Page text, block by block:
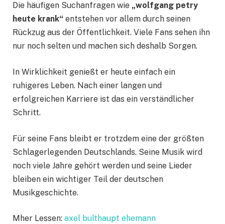
Die häufigen Suchanfragen wie „wolfgang petry
heute krank“ entstehen vor allem durch seinen
Rückzug aus der Öffentlichkeit. Viele Fans sehen ihn
nur noch selten und machen sich deshalb Sorgen.
In Wirklichkeit genießt er heute einfach ein
ruhigeres Leben. Nach einer langen und
erfolgreichen Karriere ist das ein verständlicher
Schritt.
Für seine Fans bleibt er trotzdem eine der größten
Schlagerlegenden Deutschlands. Seine Musik wird
noch viele Jahre gehört werden und seine Lieder
bleiben ein wichtiger Teil der deutschen
Musikgeschichte.
Mher Lessen: axel bulthaupt ehemann